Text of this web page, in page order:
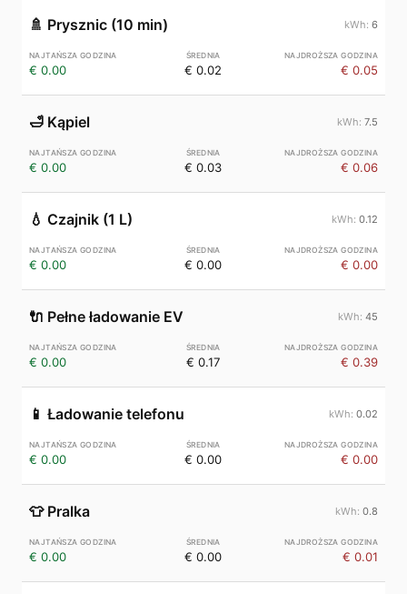
🚿 Prysznic (10 min) 6
€ 0.00 € 0.02 € 0.05
🛁 Kąpiel 7.5
€ 0.00 € 0.03 € 0.06
💧 Czajnik (1 L) 0.12
€ 0.00 € 0.00 € 0.00
🔌 Pełne ładowanie EV 45
€ 0.00 € 0.17 € 0.39
📱 Ładowanie telefonu 0.02
€ 0.00 € 0.00 € 0.00
👕 Pralka 0.8
€ 0.00 € 0.00 € 0.01